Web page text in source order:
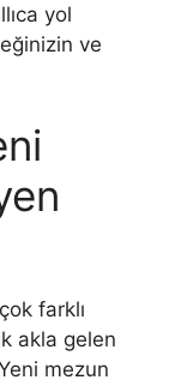
yol
ve
farklı
akla gelen
mezun